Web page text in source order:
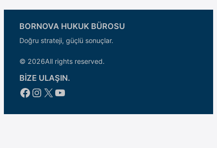
BORNOVA HUKUK BÜROSU
Doğru strateji, güçlü sonuçlar.
© 2026All rights reserved.
BİZE ULAŞIN.
Facebook
Instagram
X YouTube